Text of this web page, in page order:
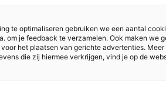
te optimaliseren gebruiken we een aantal
om je feedback te verzamelen. Ook maken we
het plaatsen van gerichte advertenties. Meer
die zij hiermee verkrijgen, vind je op de